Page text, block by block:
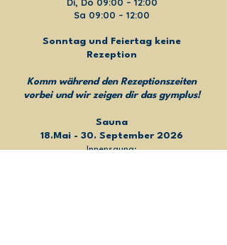
Sa 09:00 – 12:00
Sonntag und Feiertag keine
Rezeption
Komm während den Rezeptionszeiten
vorbei und wir zeigen dir das gymplus!
Sauna
18.Mai - 30. September 2026
Innensauna: